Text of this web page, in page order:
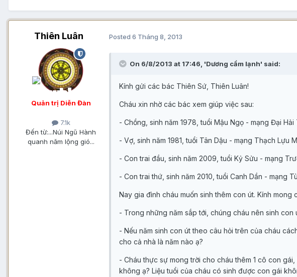
Thiên Luân
Quản trị Diễn Đàn
7.1k
Đến từ:...Núi Ngũ Hành
quanh năm lộng gió...
Posted 6 Tháng 8, 2013
On 6/8/2013 at 17:46, 'Dương cầm lạnh' said:
Kính gửi các bác Thiên Sứ, Thiên Luân!
Cháu xin nhờ các bác xem giúp việc sau:
- Chồng, sinh năm 1978, tuổi Mậu Ngọ - mạng Đại Hải
- Vợ, sinh năm 1981, tuổi Tân Dậu - mạng Thạch Lựu
- Con trai đầu, sinh năm 2009, tuổi Kỷ Sửu - mạng
- Con trai thứ, sinh năm 2010, tuổi Canh Dần - mạng
Nay gia đình cháu muốn sinh thêm con út. Kính
- Trong những năm sắp tới, chúng cháu nên sinh con
- Nếu năm sinh con út theo câu hỏi trên của cháu
cho cả nhà là năm nào ạ?
- Cháu thực sự mong trời cho cháu thêm 1 cô con
không ạ? Liệu tuổi của cháu có sinh được con gái